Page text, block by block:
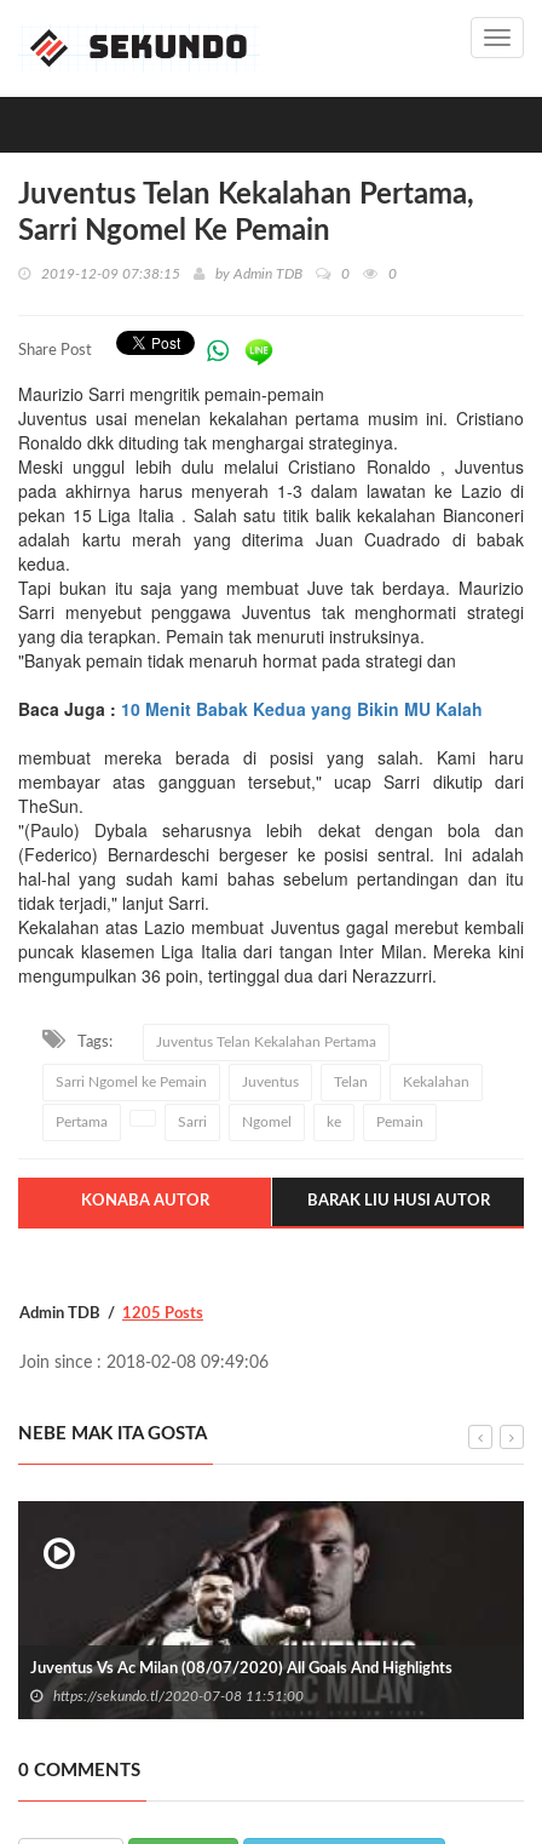
Juventus Telan Kekalahan Pertama,
Sarri Ngomel Ke Pemain
2019-12-09 07:38:15 by Admin TDB 0 0
Share Post
Maurizio Sarri mengritik pemain-pemain
Juventus usai menelan kekalahan pertama musim ini. Cristiano
Ronaldo dkk dituding tak menghargai strateginya.
Meski unggul lebih dulu melalui Cristiano Ronaldo , Juventus
pada akhirnya harus menyerah 1-3 dalam lawatan ke Lazio di
pekan 15 Liga Italia . Salah satu titik balik kekalahan Bianconeri
adalah kartu merah yang diterima Juan Cuadrado di babak
kedua.
Tapi bukan itu saja yang membuat Juve tak berdaya. Maurizio
Sarri menyebut penggawa Juventus tak menghormati strategi
yang dia terapkan. Pemain tak menuruti instruksinya.
"Banyak pemain tidak menaruh hormat pada strategi dan
Baca Juga : 10 Menit Babak Kedua yang Bikin MU Kalah
membuat mereka berada di posisi yang salah. Kami haru
membayar atas gangguan tersebut," ucap Sarri dikutip dari
TheSun.
"(Paulo) Dybala seharusnya lebih dekat dengan bola dan
(Federico) Bernardeschi bergeser ke posisi sentral. Ini adalah
hal-hal yang sudah kami bahas sebelum pertandingan dan itu
tidak terjadi," lanjut Sarri.
Kekalahan atas Lazio membuat Juventus gagal merebut kembali
puncak klasemen Liga Italia dari tangan Inter Milan. Mereka kini
mengumpulkan 36 poin, tertinggal dua dari Nerazzurri.
Tags: Juventus Telan Kekalahan Pertama
Sarri Ngomel ke Pemain Juventus Telan Kekalahan
Pertama Sarri Ngomel ke Pemain
KONABA AUTOR BARAK LIU HUSI AUTOR
Admin TDB 1205 Posts
Join since : 2018-02-08 09:49:06
NEBE MAK ITA GOSTA
Juventus Vs Ac Milan (08/07/2020) All Goals And Highlights
https://sekundo.tl/2020-07-08 11:51:00
0 COMMENTS